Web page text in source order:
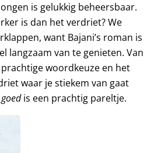
is gelukkig beheersbaar.
is dan het verdriet? We
want Bajani’s roman is
langzaam van te genieten. Van
woordkeuze en het
waar je stiekem van gaat
is een prachtig pareltje.